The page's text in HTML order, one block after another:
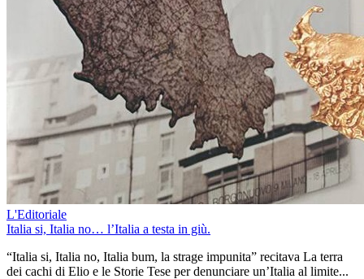
L'Editoriale
Italia si, Italia no… l’Italia a testa in giù.
“Italia si, Italia no, Italia bum, la strage impunita” recitava La terra
dei cachi di Elio e le Storie Tese per denunciare un’Italia al limite...